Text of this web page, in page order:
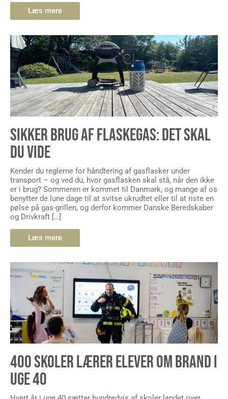
Læs mere
SIKKER BRUG AF FLASKEGAS: DET SKAL
DU VIDE
Kender du reglerne for håndtering af gasflasker under
transport – og ved du, hvor gasflasken skal stå, når den ikke
er i brug? Sommeren er kommet til Danmark, og mange af os
benytter de lune dage til at svitse ukrudtet eller til at riste en
pølse på gas-grillen, og derfor kommer Danske Beredskaber
og Drivkraft […]
Læs mere
400 SKOLER LÆRER ELEVER OM BRAND I
UGE 40